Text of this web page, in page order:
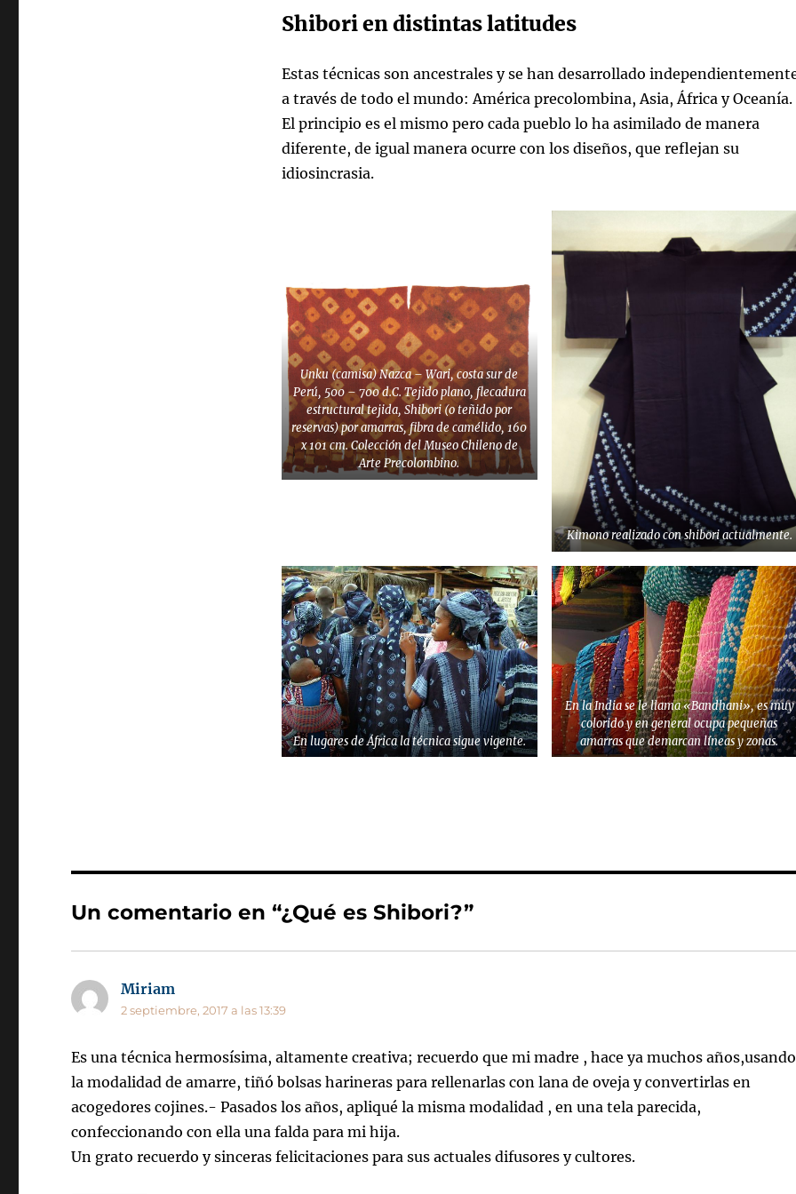
Shibori en distintas latitudes
Estas técnicas son ancestrales y se han desarrollado
a través de todo el mundo: América precolombina, Asia, África y Oceanía.
El principio es el mismo pero cada pueblo lo ha asimilado de manera
diferente, de igual manera ocurre con los diseños, que reflejan su
idiosincrasia.
Unku (camisa) Nazca – Wari, costa sur de
Perú, 500 – 700 d.C. Tejido plano, flecadura
estructural tejida, Shibori (o teñido por
reservas) por amarras, fibra de camélido, 160
x 101 cm. Colección del Museo Chileno de
Arte Precolombino.
Kimono realizado con shibori actualmente.
En lugares de África la técnica sigue vigente.
En la India se le llama «Bandhani», es muy
colorido y en general ocupa pequeñas
amarras que demarcan líneas y zonas.
Un comentario en “¿Qué es Shibori?”
Miriam
2 septiembre, 2017 a las 13:39
Es una técnica hermosísima, altamente creativa; recuerdo que mi madre , hace ya muchos años,usando
la modalidad de amarre, tiñó bolsas harineras para rellenarlas con lana de oveja y convertirlas en
acogedores cojines.- Pasados los años, apliqué la misma modalidad , en una tela parecida,
confeccionando con ella una falda para mi hija.
Un grato recuerdo y sinceras felicitaciones para sus actuales difusores y cultores.